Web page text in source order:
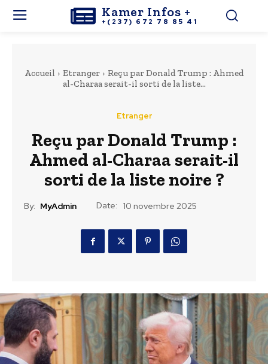
Kamer Infos +
+(237) 672 78 85 41
Accueil Etranger
Reçu par Donald Trump : Ahmed
al-Charaa serait-il sorti de la liste...
Etranger
Reçu par Donald Trump :
Ahmed al-Charaa serait-il
sorti de la liste noire ?
By: MyAdmin Date: 10 novembre 2025